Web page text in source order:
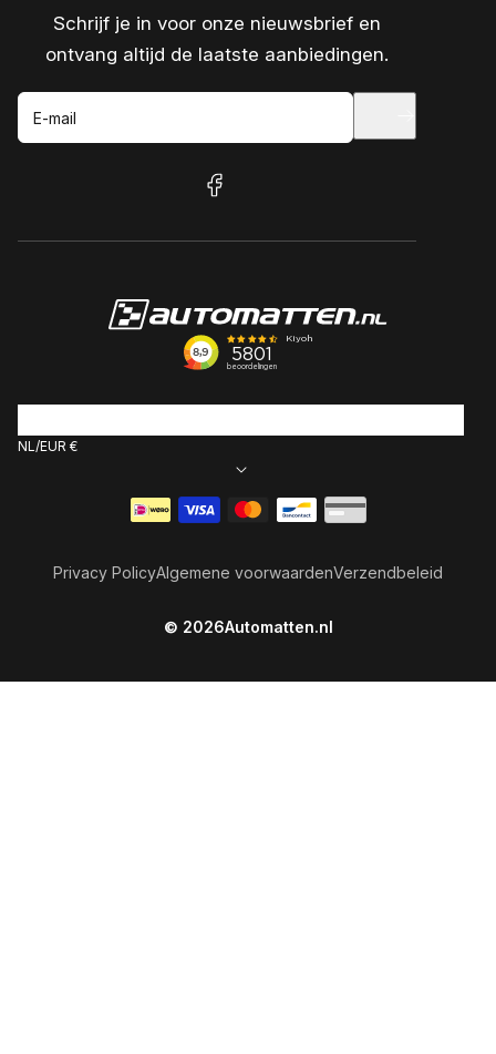
Schrijf je in voor onze nieuwsbrief en
ontvang altijd de laatste aanbiedingen.
E-mail
facebook
NL EUR €
© 2026Automatten.nl
Privacy PolicyAlgemene voorwaardenVerzendbeleid
Betaalmethoden